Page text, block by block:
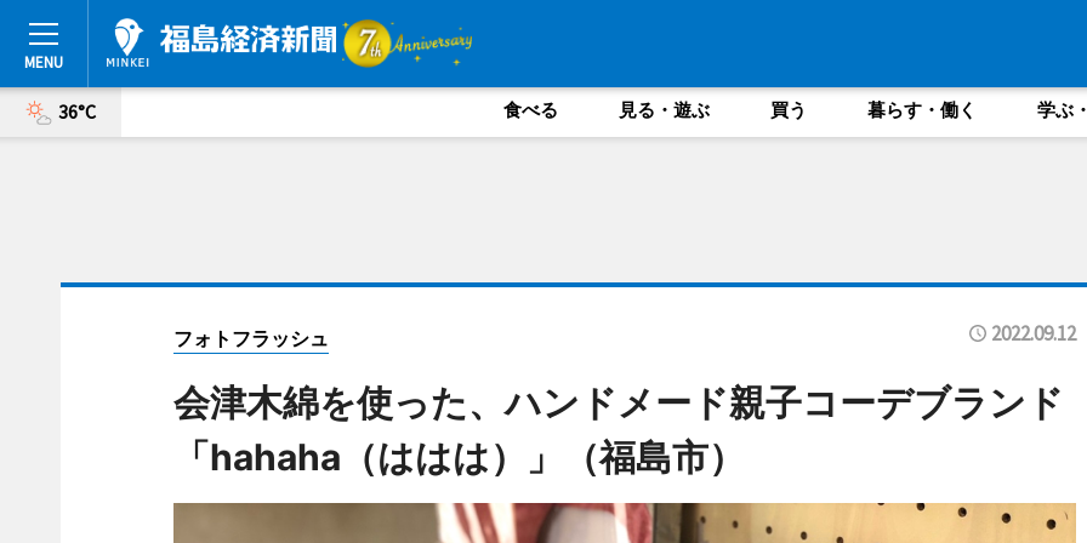
36°C 食べる 見る・遊ぶ 買う 暮らす・働く 学ぶ
フォトフラッシュ 2022.09.12
会津木綿を使った、ハンドメード親子コーデブランド
「hahaha（ははは）」（福島市）